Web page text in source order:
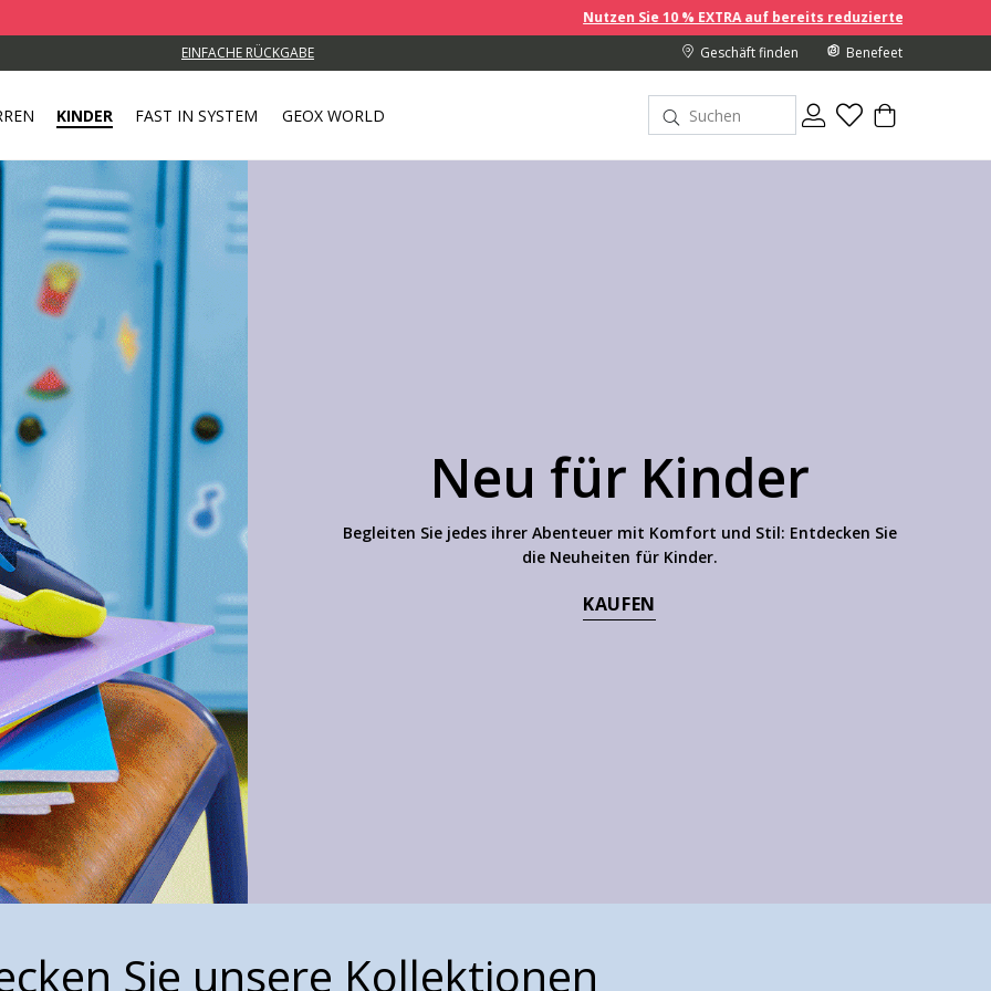
Nutzen Sie 10 % EXTRA auf bereits reduzierte Preise, wenn Sie 2 oder mehr
EINFACHE RÜCKGABE
Geschäft finden Benefeet
KINDER FAST IN SYSTEM GEOX WORLD
Neu für Kinder
Begleiten Sie jedes ihrer Abenteuer mit Komfort und Stil: Entdecken Sie
die Neuheiten für Kinder.
KAUFEN
Sie unsere Kollektionen